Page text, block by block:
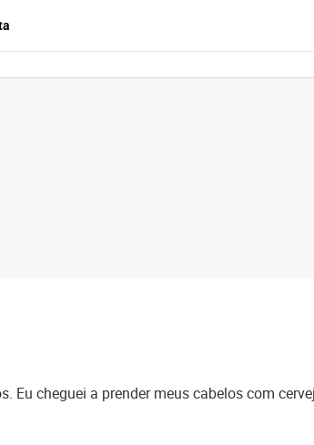
Eu cheguei a prender meus cabelos com